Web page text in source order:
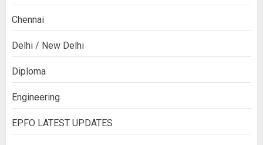
Chennai
Delhi / New Delhi
Diploma
Engineering
EPFO LATEST UPDATES